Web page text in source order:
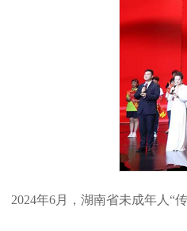
2024年6月，湖南省未成年人“